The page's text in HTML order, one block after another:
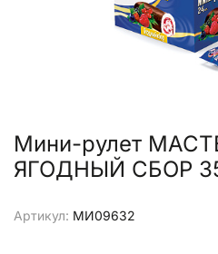
Артикул: МИ09632
Мини-рулет
ЯГОДНЫЙ СБОР